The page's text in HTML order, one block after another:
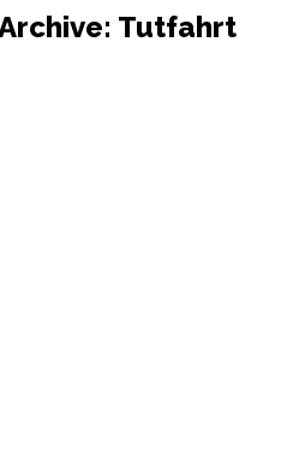
Tutfahrt